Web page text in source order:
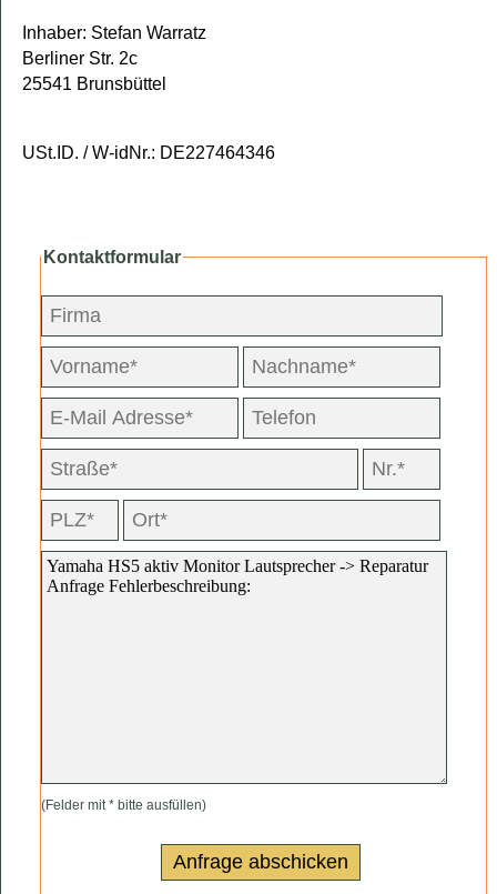
Inhaber: Stefan Warratz
Berliner Str. 2c
25541 Brunsbüttel
USt.ID. / W-idNr.: DE227464346
Kontaktformular
(Felder mit * bitte ausfüllen)